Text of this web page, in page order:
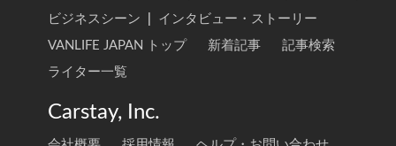
ビジネスシーン
インタビュー・ストーリー
VANLIFE JAPAN トップ
新着記事
記事検索
ライター一覧
Carstay, Inc.